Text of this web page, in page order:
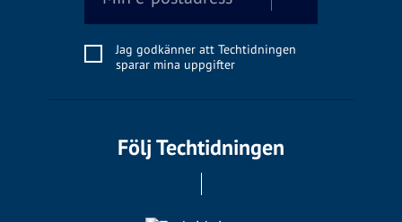
Jag godkänner att Techtidningen
sparar mina uppgifter
Följ Techtidningen